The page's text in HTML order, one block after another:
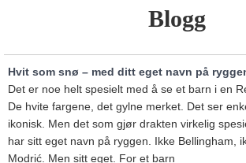
Blogg
Hvit som snø – med ditt eget navn på
Det er noe helt spesielt med å se et barn i en
De hvite fargene, det gylne merket. Det ser
ikonisk. Men det som gjør drakten virkelig
har sitt eget navn på ryggen. Ikke Bellingham,
Modrić. Men sitt eget. For et barn